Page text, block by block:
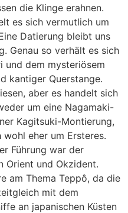
die Klinge erahnen.
es sich vermutlich um
Datierung bleibt uns
Genau so verhält es sich
und dem mysteriösem
kantiger Querstange.
aber es handelt sich
um eine Nagamaki-
Kagitsuki-Montierung,
eher um Ersteres.
Führung war der
Orient und Okzident.
am Thema Teppô, da die
mit dem
an japanischen Küsten